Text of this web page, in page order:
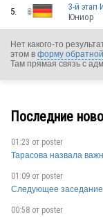
GER
5.
3-й этап
Юниор
Нет какого-то
этом в форму
Там прямая связь с
Последние
01:23 от poster
Тарасова назвала
01:09 от poster
Следующее заседание
00:58 от poster